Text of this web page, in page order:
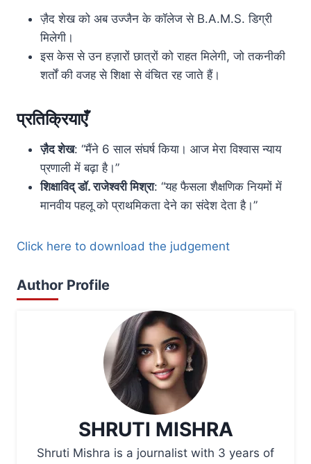
ज़ैद शेख को अब उज्जैन के कॉलेज से B.A.M.S. डिग्री
मिलेगी।
इस केस से उन हज़ारों छात्रों को राहत मिलेगी, जो तकनीकी
शर्तों की वजह से शिक्षा से वंचित रह जाते हैं।
प्रतिक्रियाएँ
ज़ैद शेख: “मैंने 6 साल संघर्ष किया। आज मेरा विश्वास न्याय
प्रणाली में बढ़ा है।”
शिक्षाविद् डॉ. राजेश्वरी मिश्रा: “यह फैसला शैक्षणिक नियमों में
मानवीय पहलू को प्राथमिकता देने का संदेश देता है।”
Click here to download the judgement
Author Profile
SHRUTI MISHRA
Shruti Mishra is a journalist with 3 years of